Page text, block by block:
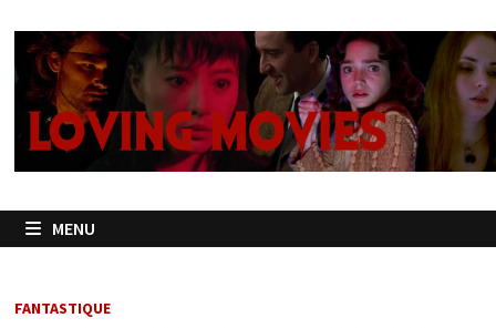
contenu
MENU
FANTASTIQUE